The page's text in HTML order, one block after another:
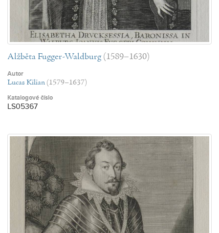
Alžběta Fugger-Waldburg (1589–1630)
Autor
Lucas Kilian (1579–1637)
Katalogové číslo
LS05367